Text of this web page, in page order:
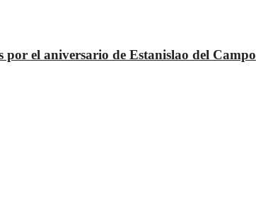
el aniversario de Estanislao del Campo